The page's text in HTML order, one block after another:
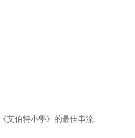
艾伯特小學》的最佳串流